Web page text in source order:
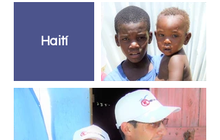
Haití